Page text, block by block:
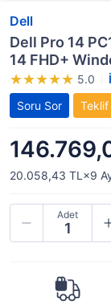
Dell
Dell Pro 14
14 FHD+
5.0
Soru Sor
20.058,43 TL×9
Adet